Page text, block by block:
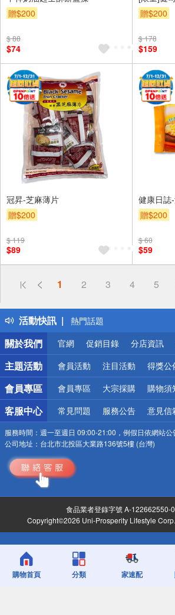
贈$200
$ 88
$74
贈$200
$ 178
$159
冠昇-芝麻薄片
贈$200
$ 119
$89
健康日誌
贈$200
$ 60
$59
1 2 3 4 5
活動快訊
偏遠地區配送
得獎公告
熱門話題
銀行優惠
偏遠地區配送
詐騙網頁！請小心！
關於我們
官網 促銷目錄 分店資訊
主題活動 會員活動 注目活動 得獎公
會員專區 會員專區 大宗採購 購物須
客服中心 常見問題 服務公告 意見信
服務時間： 週一至週日 09:00-21:00，例假日依網站公
公司地址： 台北市北投區大業路136號5樓 (台灣)
食品業者登錄字號 A-122662550-
Copyright©2026 Uni-Prosperity Lifestyle
購物首頁 分類 家速配